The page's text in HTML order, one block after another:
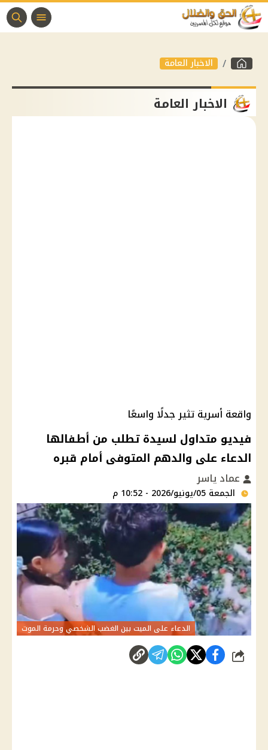
الاخبار العامة
الاخبار العامة
واقعة أسرية تثير جدلًا واسعًا
فيديو متداول لسيدة تطلب من أطفالها
الدعاء على والدهم المتوفى أمام قبره
عماد ياسر
الجمعة 05/يونيو/2026 - 10:52 م
الدعاء على الميت بين الغضب الشخصي وحرمة الموت
شارك